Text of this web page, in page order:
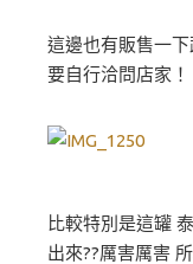
這邊也有販售一
要自行洽問店家！
比較特別是這罐
出來??厲害厲害